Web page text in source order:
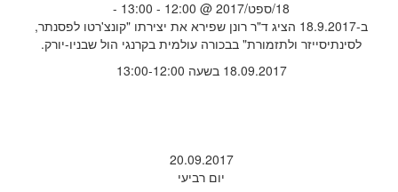
18/ספט/2017 @ 12:00 - 13:00 -
ב-18.9.2017 הציג ד"ר רונן שפירא את יצירתו "קונצ'רטו לפסנתר,
לסינתיסייזר ולתזמורת" בבכורה עולמית בקרנגי הול שבניו-יורק.
18.09.2017 בשעה 13:00-12:00
20.09.2017
יום רביעי